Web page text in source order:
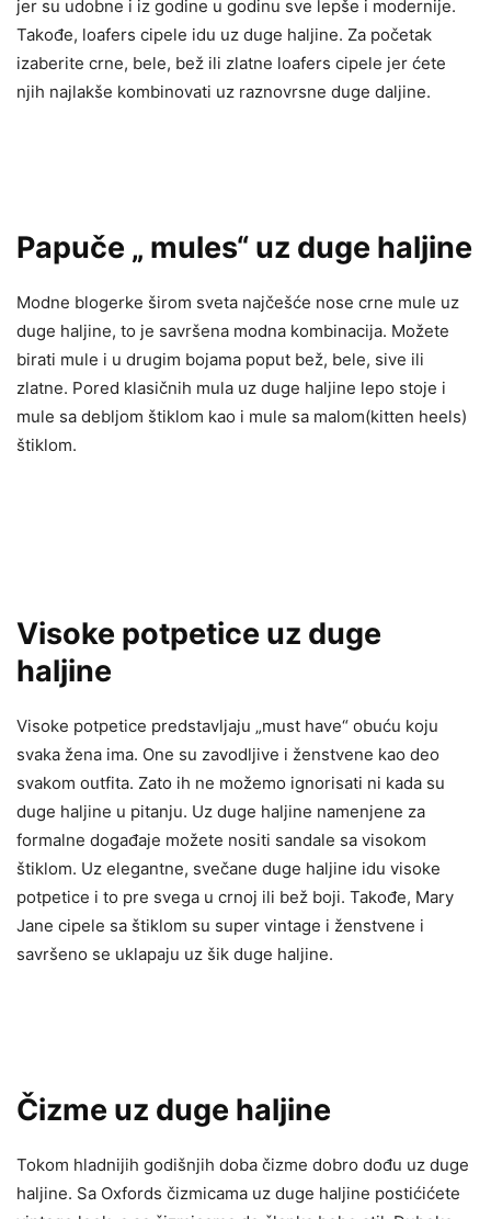
jer su udobne i iz godine u godinu sve lepše i modernije.
Takođe, loafers cipele idu uz duge haljine. Za početak
izaberite crne, bele, bež ili zlatne loafers cipele jer ćete
njih najlakše kombinovati uz raznovrsne duge daljine.
Papuče „ mules“ uz duge haljine
Modne blogerke širom sveta najčešće nose crne mule uz
duge haljine, to je savršena modna kombinacija. Možete
birati mule i u drugim bojama poput bež, bele, sive ili
zlatne. Pored klasičnih mula uz duge haljine lepo stoje i
mule sa debljom štiklom kao i mule sa malom(kitten heels)
štiklom.
Visoke potpetice uz duge
haljine
Visoke potpetice predstavljaju „must have“ obuću koju
svaka žena ima. One su zavodljive i ženstvene kao deo
svakom outfita. Zato ih ne možemo ignorisati ni kada su
duge haljine u pitanju. Uz duge haljine namenjene za
formalne događaje možete nositi sandale sa visokom
štiklom. Uz elegantne, svečane duge haljine idu visoke
potpetice i to pre svega u crnoj ili bež boji. Takođe, Mary
Jane cipele sa štiklom su super vintage i ženstvene i
savršeno se uklapaju uz šik duge haljine.
Čizme uz duge haljine
Tokom hladnijih godišnjih doba čizme dobro dođu uz duge
haljine. Sa Oxfords čizmicama uz duge haljine postićićete